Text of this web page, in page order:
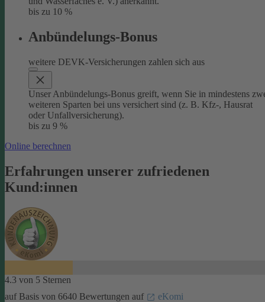
bis zu 10 %
Anbündelungs-Bonus
weitere DEVK-Versicherungen zahlen sich aus
Unser Anbündelungs-Bonus greift, wenn Sie in mindestens
weiteren Sparten bei uns versichert sind (z. B. Kfz-, Hausrat
oder Unfallversicherung).
bis zu 9 %
Online berechnen
Erfahrungen unserer zufriedenen
Kund:innen
4.3 von 5 Sternen
auf Basis von 6640 Bewertungen auf
eKomi